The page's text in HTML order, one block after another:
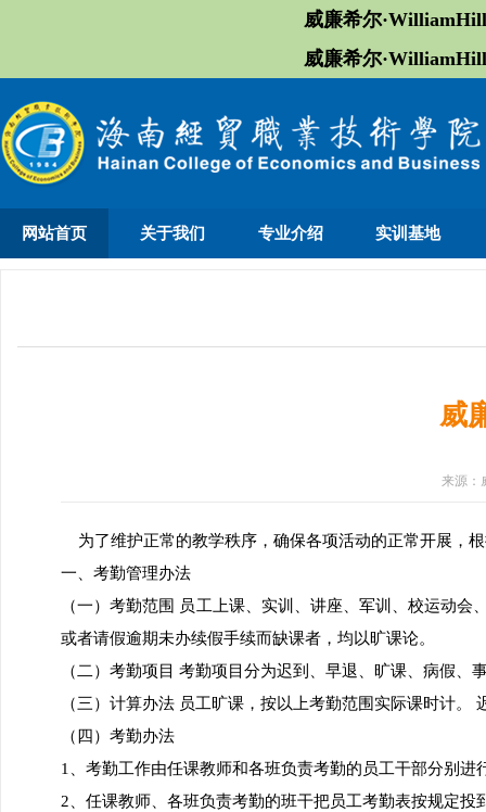
威廉希尔
威廉希尔
网站首页 关于我们 专业介绍 实训基地
威
来源：
为了维护正常的教学秩序，确保各项活动的正常开展，
一、考勤管理办法
（一）考勤范围 员工上课、实训、讲座、军训、校运动
或者请假逾期未办续假手续而缺课者，均以旷课论。
（二）考勤项目 考勤项目分为迟到、早退、旷课、病假、
（三）计算办法 员工旷课，按以上考勤范围实际课时计。
（四）考勤办法
1、考勤工作由任课教师和各班负责考勤的员工干部分别进
2、任课教师、各班负责考勤的班干把员工考勤表按规定